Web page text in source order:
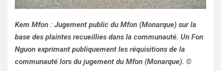
Kem Mfon : Jugement public du Mfon (Monarque) sur la
base des plaintes recueillies dans la communauté. Un Fon
Nguon exprimant publiquement les réquisitions de la
communauté lors du jugement du Mfon (Monarque). ©